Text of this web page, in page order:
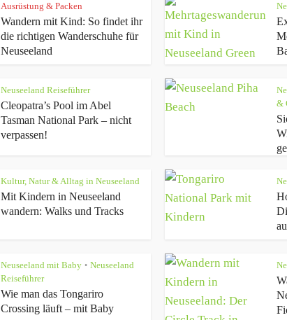
Ausrüstung & Packen
Wandern mit Kind: So findet ihr
die richtigen Wanderschuhe für
Neuseeland
Neuseeland Reiseführer
Cleopatra’s Pool im Abel
Tasman National Park – nicht
verpassen!
&
Kultur, Natur & Alltag in Neuseeland
Mit Kindern in Neuseeland
wandern: Walks und Tracks
Neuseeland mit Baby • Neuseeland
Reiseführer
Wie man das Tongariro
Crossing läuft – mit Baby